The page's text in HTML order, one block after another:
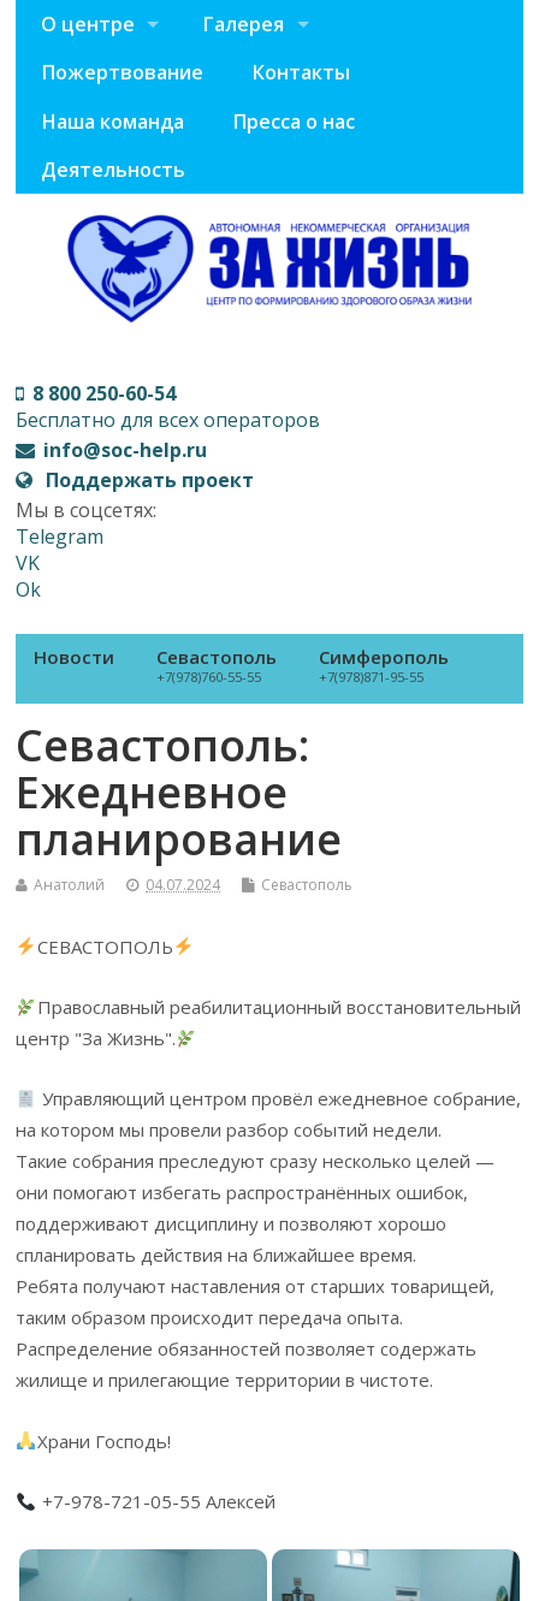
О центре
Галерея
Пожертвование
Контакты
Наша команда
Пресса о нас
Деятельность
8 800 250-60-54
Бесплатно для всех операторов
info@soc-help.ru
Поддержать проект
Мы в соцсетях:
Telegram
VK
Ok
Новости Севастополь
+7(978)760-55-55
Симферополь
+7(978)871-95-55
Севастополь:
Ежедневное
планирование
Анатолий 04.07.2024 Севастополь
СЕВАСТОПОЛЬ
Православный реабилитационный восстановительный
центр "За Жизнь".
Управляющий центром провёл ежедневное собрание,
на котором мы провели разбор событий недели.
Такие собрания преследуют сразу несколько целей —
они помогают избегать распространённых ошибок,
поддерживают дисциплину и позволяют хорошо
спланировать действия на ближайшее время.
Ребята получают наставления от старших товарищей,
таким образом происходит передача опыта.
Распределение обязанностей позволяет содержать
жилище и прилегающие территории в чистоте.
Храни Господь!
+7-978-721-05-55 Алексей